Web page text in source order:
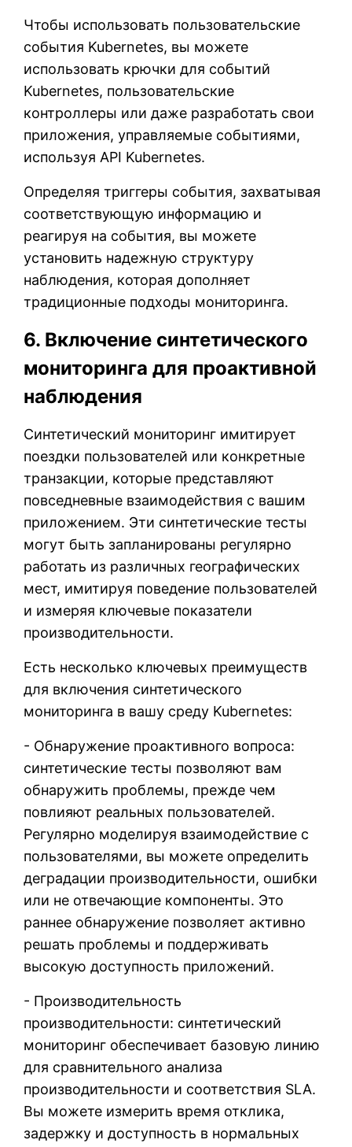
Чтобы использовать пользовательские
события Kubernetes, вы можете
использовать крючки для событий
Kubernetes, пользовательские
контроллеры или даже разработать свои
приложения, управляемые событиями,
используя API Kubernetes.
Определяя триггеры события, захватывая
соответствующую информацию и
реагируя на события, вы можете
установить надежную структуру
наблюдения, которая дополняет
традиционные подходы мониторинга.
6. Включение синтетического
мониторинга для проактивной
наблюдения
Синтетический мониторинг имитирует
поездки пользователей или конкретные
транзакции, которые представляют
повседневные взаимодействия с вашим
приложением. Эти синтетические тесты
могут быть запланированы регулярно
работать из различных географических
мест, имитируя поведение пользователей
и измеряя ключевые показатели
производительности.
Есть несколько ключевых преимуществ
для включения синтетического
мониторинга в вашу среду Kubernetes:
- Обнаружение проактивного вопроса:
синтетические тесты позволяют вам
обнаружить проблемы, прежде чем
повлияют реальных пользователей.
Регулярно моделируя взаимодействие с
пользователями, вы можете определить
деградации производительности, ошибки
или не отвечающие компоненты. Это
раннее обнаружение позволяет активно
решать проблемы и поддерживать
высокую доступность приложений.
- Производительность
производительности: синтетический
мониторинг обеспечивает базовую линию
для сравнительного анализа
производительности и соответствия SLA.
Вы можете измерить время отклика,
задержку и доступность в нормальных